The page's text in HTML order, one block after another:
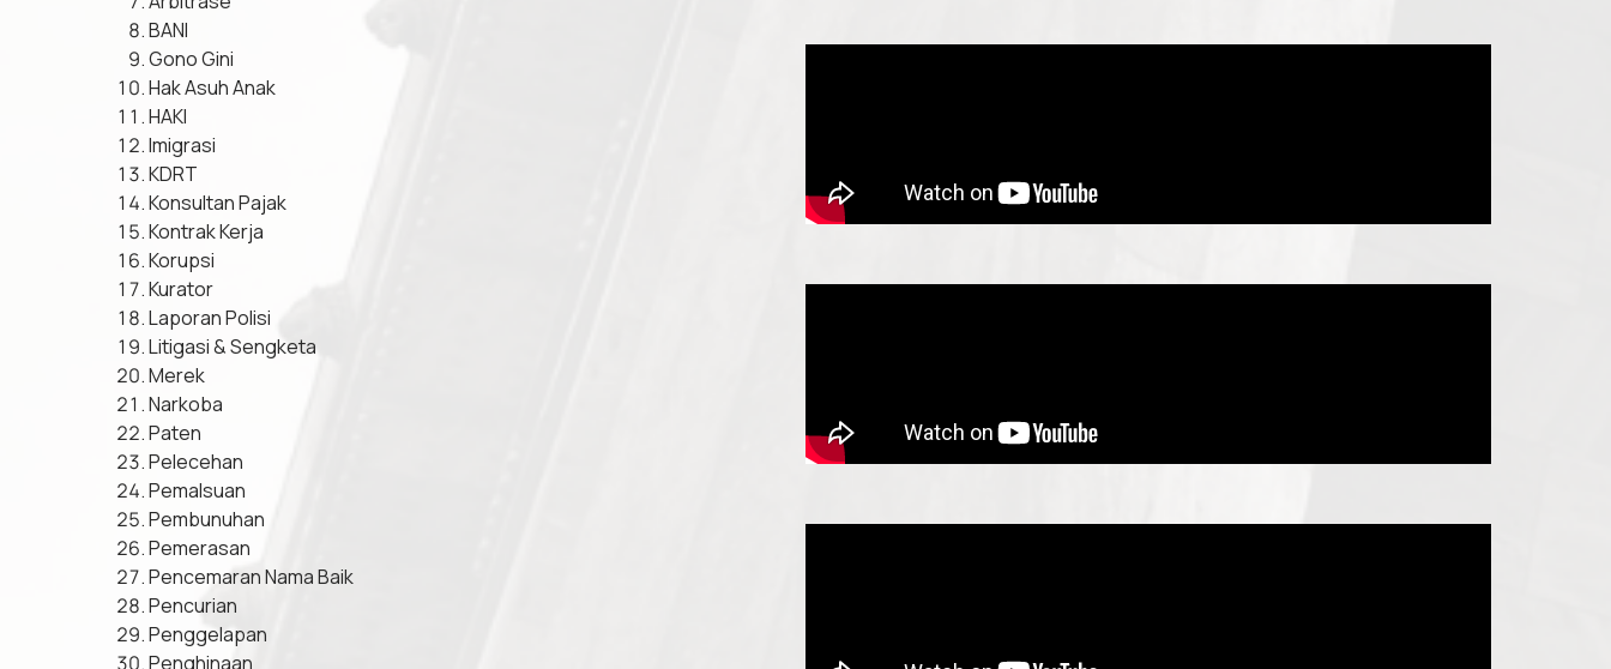
BANI
Gono Gini
Hak Asuh Anak
HAKI
Imigrasi
KDRT
Konsultan Pajak
Kontrak Kerja
Korupsi
Kurator
Laporan Polisi
Litigasi & Sengketa
Merek
Narkoba
Paten
Pelecehan
Pemalsuan
Pembunuhan
Pemerasan
Pencemaran Nama Baik
Pencurian
Penggelapan
Penghinaan